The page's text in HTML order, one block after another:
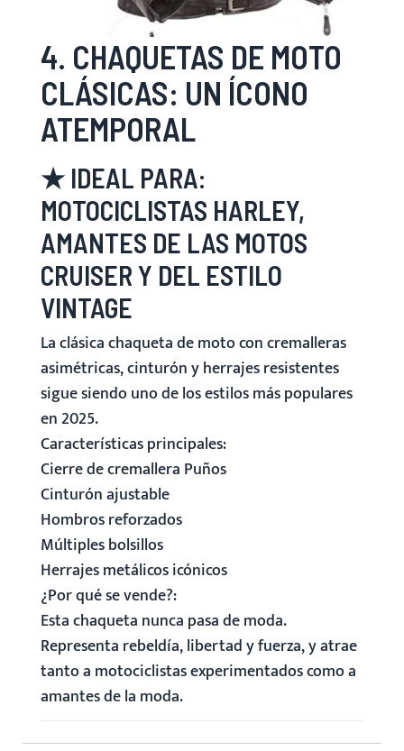
4. CHAQUETAS DE MOTO
CLÁSICAS: UN ÍCONO
ATEMPORAL
★ IDEAL PARA:
MOTOCICLISTAS HARLEY,
AMANTES DE LAS MOTOS
CRUISER Y DEL ESTILO
VINTAGE
La clásica chaqueta de moto con cremalleras
asimétricas, cinturón y herrajes resistentes
sigue siendo uno de los estilos más populares
en 2025.
Características principales:
Cierre de cremallera Puños
Cinturón ajustable
Hombros reforzados
Múltiples bolsillos
Herrajes metálicos icónicos
¿Por qué se vende?:
Esta chaqueta nunca pasa de moda.
Representa rebeldía, libertad y fuerza, y atrae
tanto a motociclistas experimentados como a
amantes de la moda.